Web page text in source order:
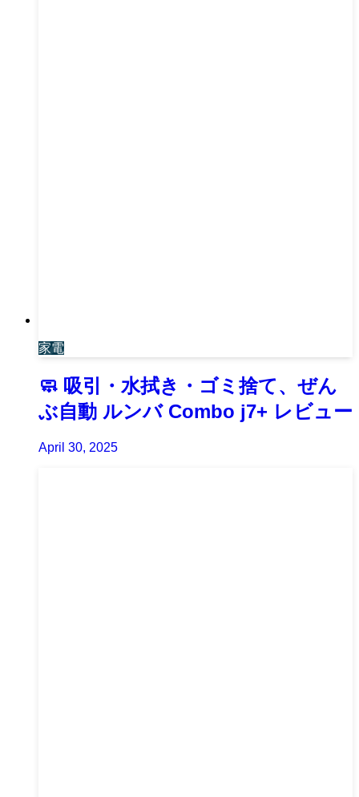
家電
🧼 吸引・水拭き・ゴミ捨て、ぜん
ぶ自動 ルンバ Combo j7+ レビュー
April 30, 2025